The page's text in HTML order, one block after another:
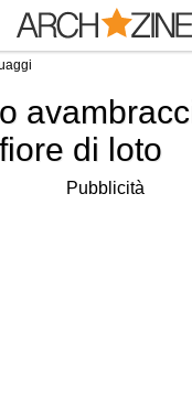
di loto
Pubblicità